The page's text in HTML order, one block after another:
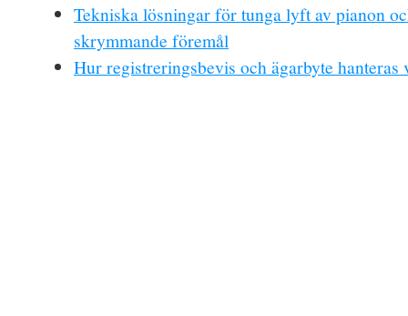
Tekniska lösningar för tunga lyft av pianon
skrymmande föremål
Hur registreringsbevis och ägarbyte